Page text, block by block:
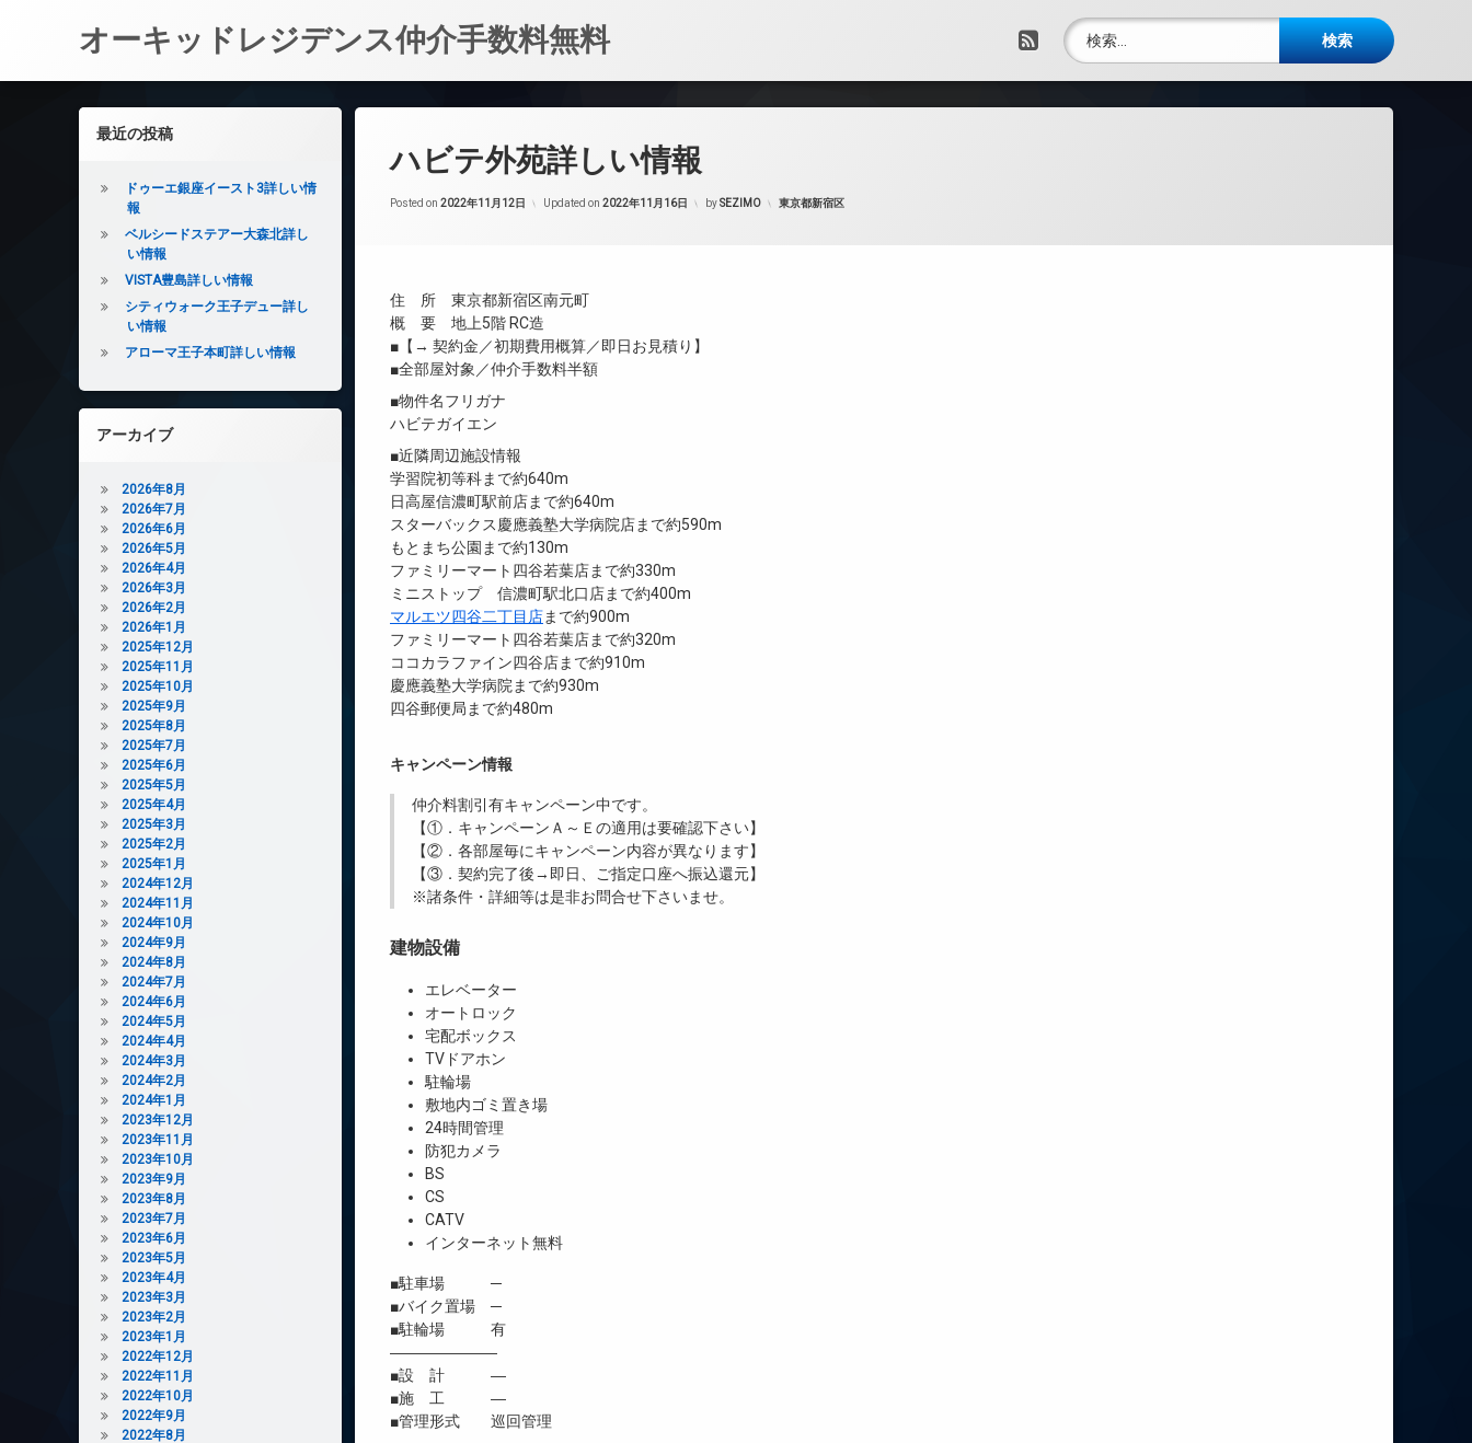
オーキッドレジデンス仲介手数料無料 RSS
検索:
ハビテ外苑詳しい情報
Posted on 2022年11月12日 Updated on 2022年11月16日 bySEZIMO カテゴリー:
東京都新宿区
住 所 東京都新宿区南元町
概 要 地上5階 RC造
■【→ 契約金／初期費用概算／即日お見積り】
■全部屋対象／仲介手数料半額
■物件名フリガナ
ハビテガイエン
■近隣周辺施設情報
学習院初等科まで約640m
日高屋信濃町駅前店まで約640m
スターバックス慶應義塾大学病院店まで約590m
もとまち公園まで約130m
ファミリーマート四谷若葉店まで約330m
ミニストップ 信濃町駅北口店まで約400m
マルエツ四谷二丁目店まで約900m
ファミリーマート四谷若葉店まで約320m
ココカラファイン四谷店まで約910m
慶應義塾大学病院まで約930m
四谷郵便局まで約480m
キャンペーン情報
仲介料割引有キャンペーン中です。
【①．キャンペーンＡ～Ｅの適用は要確認下さい】
【②．各部屋毎にキャンペーン内容が異なります】
【③．契約完了後→即日、ご指定口座へ振込還元】
※諸条件・詳細等は是非お問合せ下さいませ。
建物設備
エレベーター
オートロック
宅配ボックス
TVドアホン
駐輪場
敷地内ゴミ置き場
24時間管理
防犯カメラ
BS
CS
CATV
インターネット無料
■駐車場 ─
■バイク置場 ─
■駐輪場 有
―――――――
■設 計 ―
■施 工 ―
■管理形式 巡回管理
左サイドバー
最近の投稿
ドゥーエ銀座イースト3詳しい情
報
ベルシードステアー大森北詳し
い情報
VISTA豊島詳しい情報
シティウォーク王子デュー詳し
い情報
アローマ王子本町詳しい情報
アーカイブ
2026年8月
2026年7月
2026年6月
2026年5月
2026年4月
2026年3月
2026年2月
2026年1月
2025年12月
2025年11月
2025年10月
2025年9月
2025年8月
2025年7月
2025年6月
2025年5月
2025年4月
2025年3月
2025年2月
2025年1月
2024年12月
2024年11月
2024年10月
2024年9月
2024年8月
2024年7月
2024年6月
2024年5月
2024年4月
2024年3月
2024年2月
2024年1月
2023年12月
2023年11月
2023年10月
2023年9月
2023年8月
2023年7月
2023年6月
2023年5月
2023年4月
2023年3月
2023年2月
2023年1月
2022年12月
2022年11月
2022年10月
2022年9月
2022年8月